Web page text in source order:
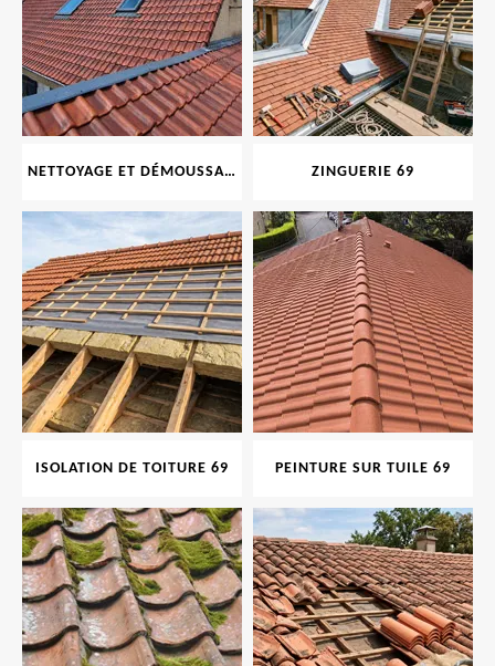
NETTOYAGE ET DÉMOUSSAGE DE TOITURE ET FAÇADE 69 ZINGUERIE 69
ISOLATION DE TOITURE 69 PEINTURE SUR TUILE 69